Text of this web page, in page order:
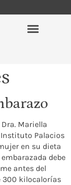
Mariella
Instituto Palacios
en su dieta
debe
antes del
300 kilocalorías